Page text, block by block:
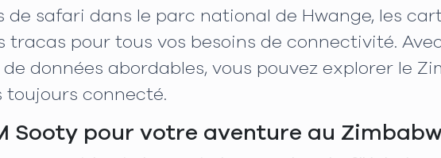
safari dans le parc national de Hwange, les
pour tous vos besoins de connectivité.
données abordables, vous pouvez explorer le
toujours connecté.
Sooty pour votre aventure au